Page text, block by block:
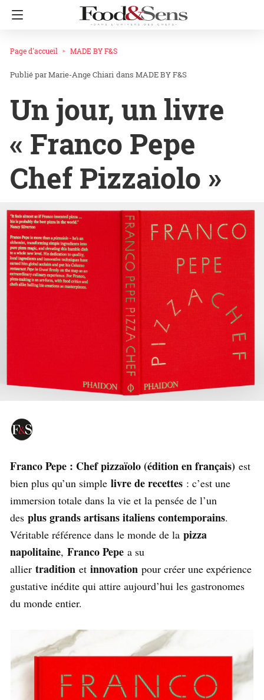
Page d'accueil MADE BY F&S
Marie-Ange Chiari dans MADE BY F&S
Un jour, un livre
« Franco Pepe
Chef Pizzaiolo »
Franco Pepe : Chef pizzaïolo (édition en français) est
bien plus qu’un simple livre de recettes : c’est une
immersion totale dans la vie et la pensée de l’un
des plus grands artisans italiens contemporains.
Véritable référence dans le monde de la pizza
napolitaine, Franco Pepe a su
allier tradition et innovation pour créer une expérience
gustative inédite qui attire aujourd’hui les gastronomes
du monde entier.